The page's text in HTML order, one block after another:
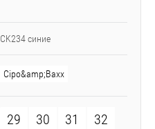
CK234 синие
Cipo&amp;Baxx
29 30 31
32